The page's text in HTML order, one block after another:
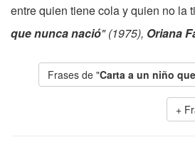
entre quien tiene cola y quien no la
que nunca nació" (1975), Oriana
Frases de "Carta a un niño